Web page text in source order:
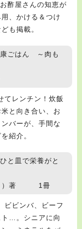
酢屋さんの知恵が
、かける＆つけ
も掲載。
ごはん ～肉も
てレンチン！炊飯
と向き合い、お
バーが、手間な
紹介。
皿で栄養がと
）著 1冊
ビビンバ、ビーフ
ト…。シニアに向